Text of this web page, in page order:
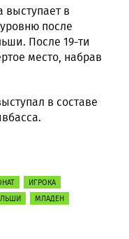
в
после
После 19-ти
место, набрав
в составе
ИГРОКА
МЛАДЕН